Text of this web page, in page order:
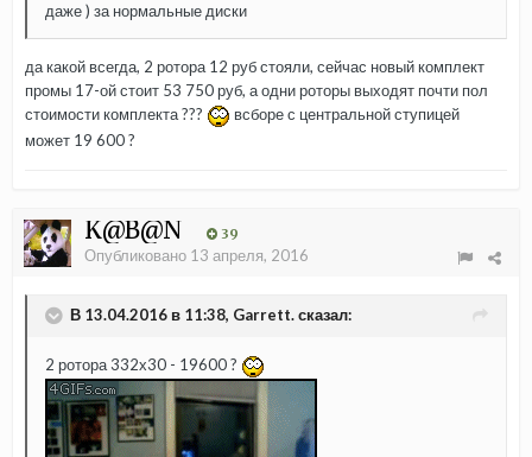
даже ) за нормальные диски
да какой всегда, 2 ротора 12 руб стояли, сейчас новый комплект
промы 17-ой стоит 53 750 руб, а одни роторы выходят почти пол
стоимости комплекта ???
всборе с центральной ступицей
может 19 600 ?
K@B@N 39
Опубликовано 13 апреля, 2016
В 13.04.2016 в 11:38, Garrett. сказал:
2 ротора 332х30 - 19600 ?